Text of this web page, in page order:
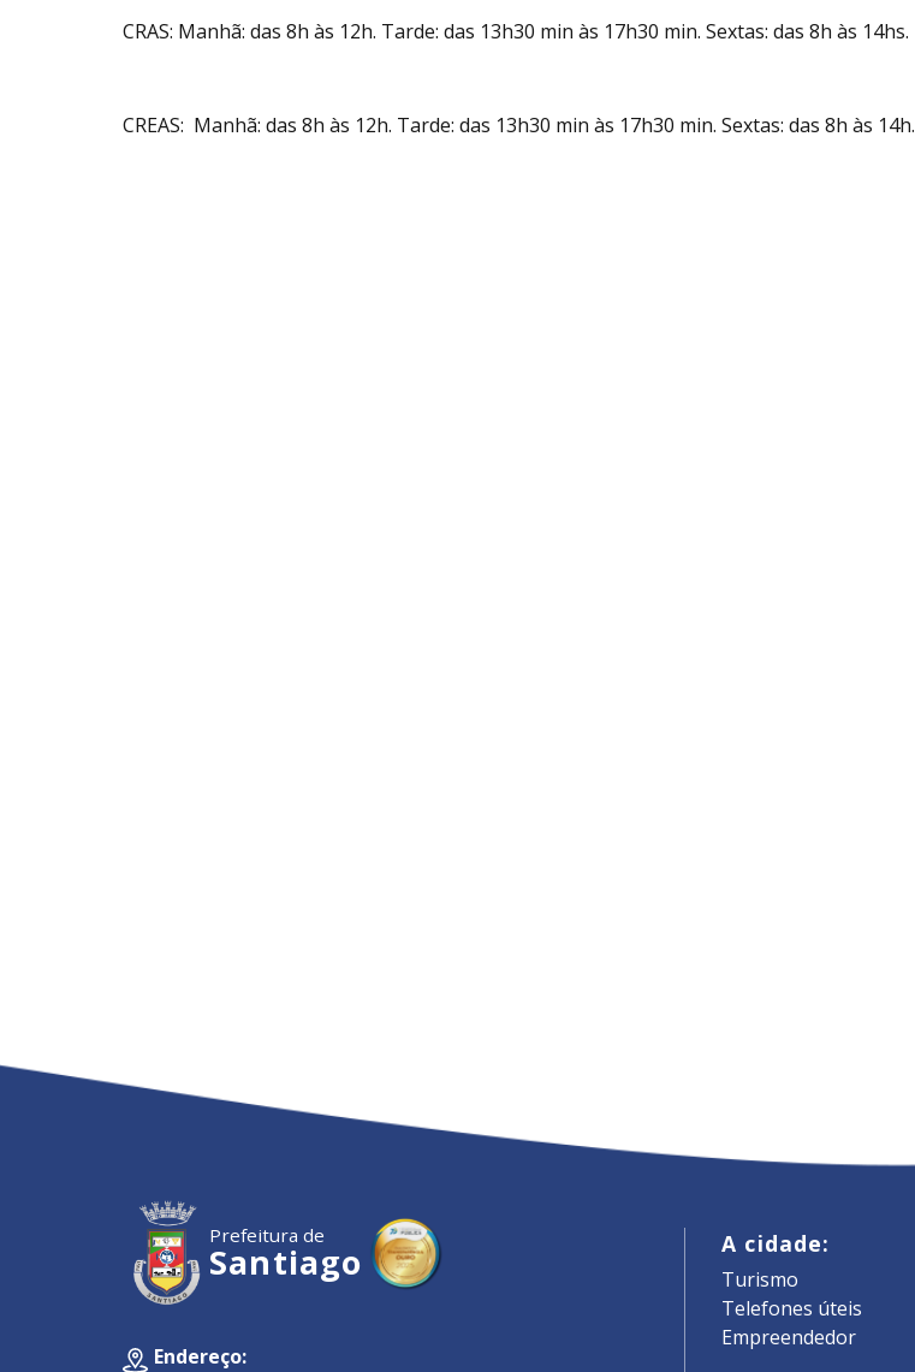
CRAS: Manhã: das 8h às 12h. Tarde: das 13h30 min às 17h30 min. Sextas: das 8h às 14hs.
CREAS: Manhã: das 8h às 12h. Tarde: das 13h30 min às 17h30 min. Sextas: das 8h às 14h.
Prefeitura de
Santiago
Endereço:
A cidade:
Turismo
Telefones úteis
Empreendedor